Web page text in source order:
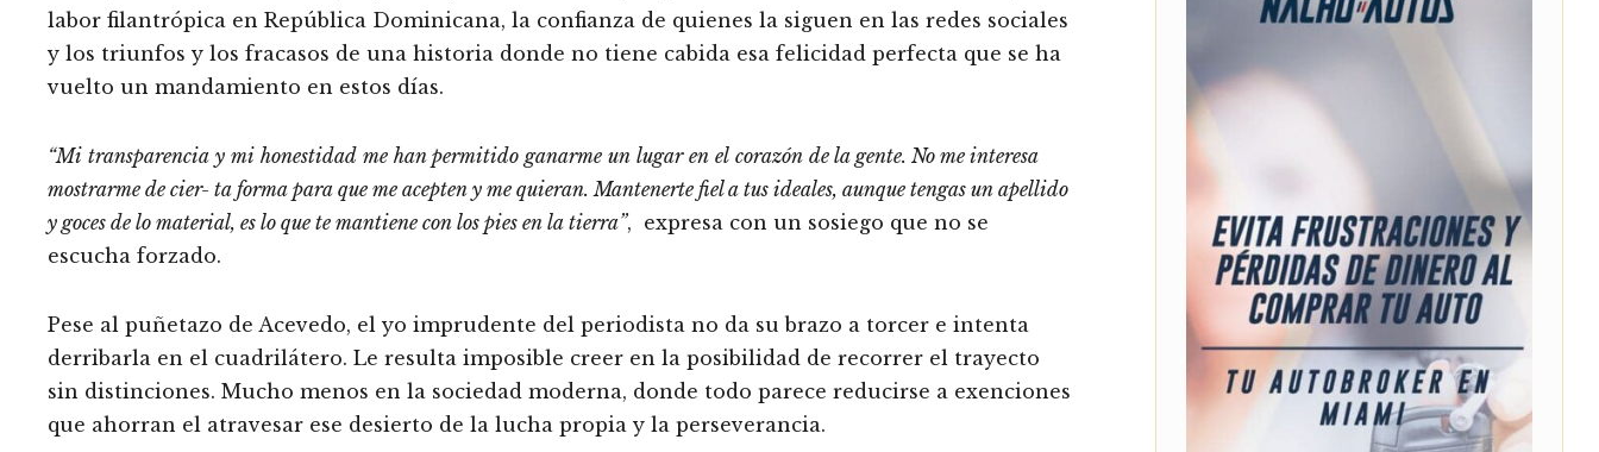
labor filantrópica en República Dominicana, la confianza de quienes la siguen en las redes sociales
y los triunfos y los fracasos de una historia donde no tiene cabida esa felicidad perfecta que se ha
vuelto un mandamiento en estos días.
“Mi transparencia y mi honestidad me han permitido ganarme un lugar en el corazón de la gente. No me interesa
mostrarme de cier- ta forma para que me acepten y me quieran. Mantenerte fiel a tus ideales, aunque tengas un apellido
y goces de lo material, es lo que te mantiene con los pies en la tierra”, expresa con un sosiego que no se
escucha forzado.
Pese al puñetazo de Acevedo, el yo imprudente del periodista no da su brazo a torcer e intenta
derribarla en el cuadrilátero. Le resulta imposible creer en la posibilidad de recorrer el trayecto
sin distinciones. Mucho menos en la sociedad moderna, donde todo parece reducirse a exenciones
que ahorran el atravesar ese desierto de la lucha propia y la perseverancia.